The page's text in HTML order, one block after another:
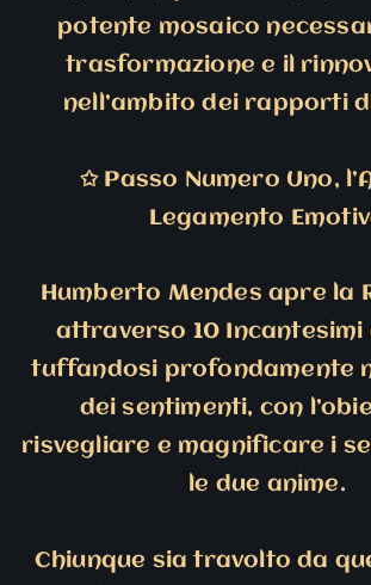
potente mosaico
trasformazione e il
nell’ambito dei rapporti
✩Passo Numero Uno,
Legamento
Humberto Mendes apre la
attraverso 10 Incantesimi
tuffandosi profondamente
dei sentimenti, con
risvegliare e magnificare i
le due anime.
Chiunque sia travolto da